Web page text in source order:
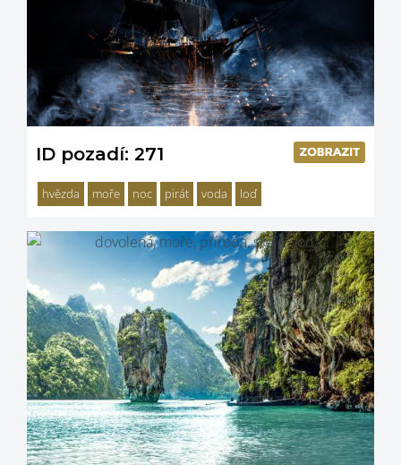
ID pozadí: 271
hvězda moře noc pirát voda loď